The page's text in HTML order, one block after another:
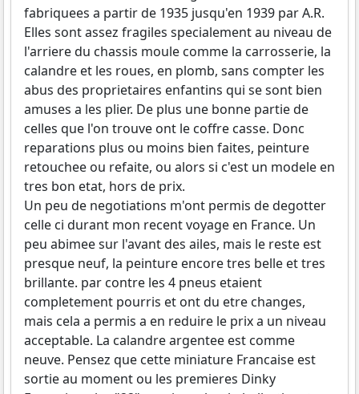
fabriquees a partir de 1935 jusqu'en 1939 par A.R.
Elles sont assez fragiles specialement au niveau de
l'arriere du chassis moule comme la carrosserie, la
calandre et les roues, en plomb, sans compter les
abus des proprietaires enfantins qui se sont bien
amuses a les plier. De plus une bonne partie de
celles que l'on trouve ont le coffre casse. Donc
reparations plus ou moins bien faites, peinture
retouchee ou refaite, ou alors si c'est un modele en
tres bon etat, hors de prix.
Un peu de negotiations m'ont permis de degotter
celle ci durant mon recent voyage en France. Un
peu abimee sur l'avant des ailes, mais le reste est
presque neuf, la peinture encore tres belle et tres
brillante. par contre les 4 pneus etaient
completement pourris et ont du etre changes,
mais cela a permis a en reduire le prix a un niveau
acceptable. La calandre argentee est comme
neuve. Pensez que cette miniature Francaise est
sortie au moment ou les premieres Dinky